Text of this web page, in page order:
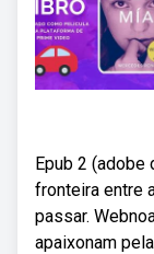
Epub 2 (adobe
fronteira entre
passar.
apaixonam